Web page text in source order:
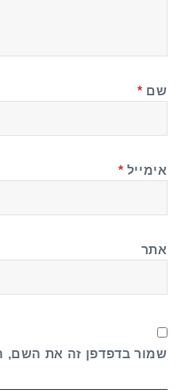
שם *
אימייל *
אתר
שמור בדפדפן זה את השם,